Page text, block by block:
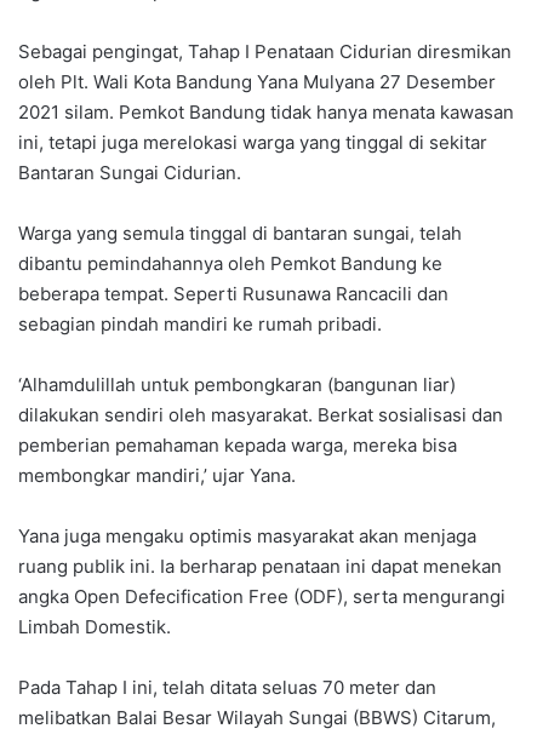
Sebagai pengingat, Tahap I Penataan Cidurian diresmikan
oleh Plt. Wali Kota Bandung Yana Mulyana 27 Desember
2021 silam. Pemkot Bandung tidak hanya menata kawasan
ini, tetapi juga merelokasi warga yang tinggal di sekitar
Bantaran Sungai Cidurian.
Warga yang semula tinggal di bantaran sungai, telah
dibantu pemindahannya oleh Pemkot Bandung ke
beberapa tempat. Seperti Rusunawa Rancacili dan
sebagian pindah mandiri ke rumah pribadi.
‘Alhamdulillah untuk pembongkaran (bangunan liar)
dilakukan sendiri oleh masyarakat. Berkat sosialisasi dan
pemberian pemahaman kepada warga, mereka bisa
membongkar mandiri,’ ujar Yana.
Yana juga mengaku optimis masyarakat akan menjaga
ruang publik ini. Ia berharap penataan ini dapat menekan
angka Open Defecification Free (ODF), serta mengurangi
Limbah Domestik.
Pada Tahap I ini, telah ditata seluas 70 meter dan
melibatkan Balai Besar Wilayah Sungai (BBWS) Citarum,